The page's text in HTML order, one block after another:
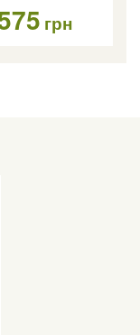
грн